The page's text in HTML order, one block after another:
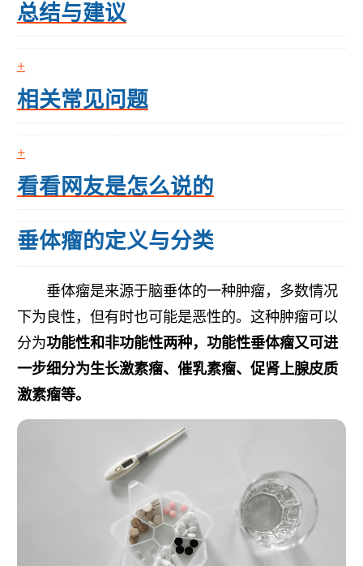
总结与建议
相关常见问题
看看网友是怎么说的
垂体瘤的定义与分类
垂体瘤是来源于脑垂体的一种肿瘤，多数情况
下为良性，但有时也可能是恶性的。这种肿瘤可以
分为功能性和 非功能性两种，功能性垂体瘤又可进
一步细分为生长激素瘤、催乳素瘤、促肾上腺皮质
激素瘤等。